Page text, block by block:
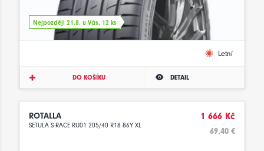
Nejpozději 21.8. u Vás, 12 ks
Letní
DO KOŠÍKU DETAIL
ROTALLA
SETULA S-RACE RU01 205/40 R18 86Y XL
1 666 Kč
69.40 €